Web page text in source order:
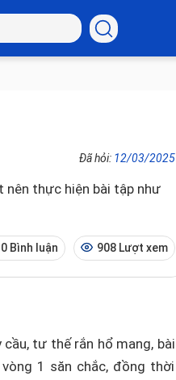
Đã hỏi: 12/03/2025
nên thực hiện bài tập như
0 Bình luận 908 Lượt xem
tư thế rắn hổ mang, bài
1 săn chắc, đồng thời